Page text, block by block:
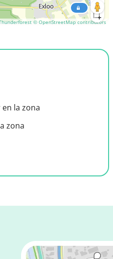
© OpenStreetMap contributors
la zona
zona